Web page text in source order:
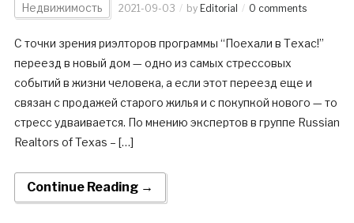
Недвижимость 2021-09-03 by Editorial 0 comments
С точки зрения риэлторов программы “Поехали в Техас!”
переезд в новый дом — одно из самых стрессовых
событий в жизни человека, а если этот переезд еще и
связан с продажей старого жилья и с покупкой нового — то
стресс удваивается. По мнению экспертов в группе Russian
Realtors of Texas – […]
Continue Reading →